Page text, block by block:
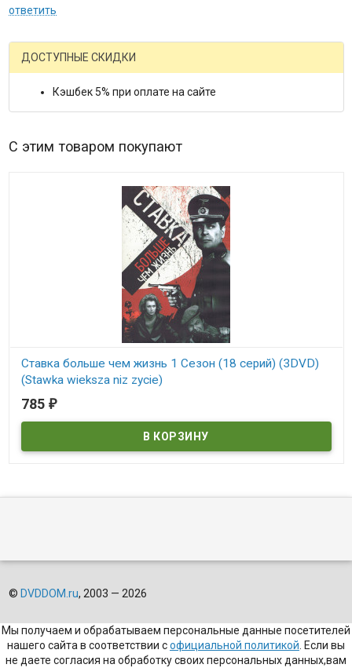
ответить
ДОСТУПНЫЕ СКИДКИ
Кэшбек 5% при оплате на сайте
С этим товаром покупают
Ставка больше чем жизнь 1 Сезон (18 серий) (3DVD)
(Stawka wieksza niz zycie)
В наличии
785 ₽
© DVDDOM.ru, 2003 — 2026
Мы получаем и обрабатываем персональные данные посетителей
нашего сайта в соответствии софициальной политикой. Если вы
не даете согласия на обработку своих персональных данных,вам